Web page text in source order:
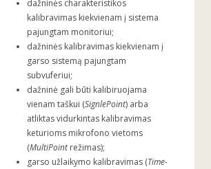
dažninės charakteristikos
kalibravimas kiekvienam į sistema
pajungtam monitoriui;
dažninės kalibravimas kiekvienam į
garso sistemą pajungtam
subvuferiui;
dažninė gali būti kalibiruojama
vienam taškui (SignlePoint) arba
atliktas vidurkintas kalibravimas
keturioms mikrofono vietoms
(MultiPointrežimas);
garso užlaikymo kalibravimas (Time-